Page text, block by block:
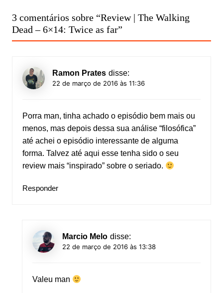
3 comentários sobre “Review | The Walking
Dead – 6×14: Twice as far”
Ramon Prates disse:
22 de março de 2016 às 11:36
Porra man, tinha achado o episódio bem mais ou
menos, mas depois dessa sua análise “filosófica”
até achei o episódio interessante de alguma
forma. Talvez até aqui esse tenha sido o seu
review mais “inspirado” sobre o seriado.
Responder
Marcio Melo disse:
22 de março de 2016 às 13:38
Valeu man